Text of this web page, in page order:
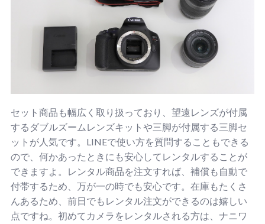
セット商品も幅広く取り扱っており、望遠レンズが付属
するダブルズームレンズキットや三脚が付属する三脚セ
ットが人気です。LINEで使い方を質問することもできる
ので、何かあったときにも安心してレンタルすることが
できますよ。レンタル商品を注文すれば、補償も自動で
付帯するため、万が一の時でも安心です。在庫もたくさ
んあるため、前日でもレンタル注文ができるのは嬉しい
点ですね。初めてカメラをレンタルされる方は、ナニワ